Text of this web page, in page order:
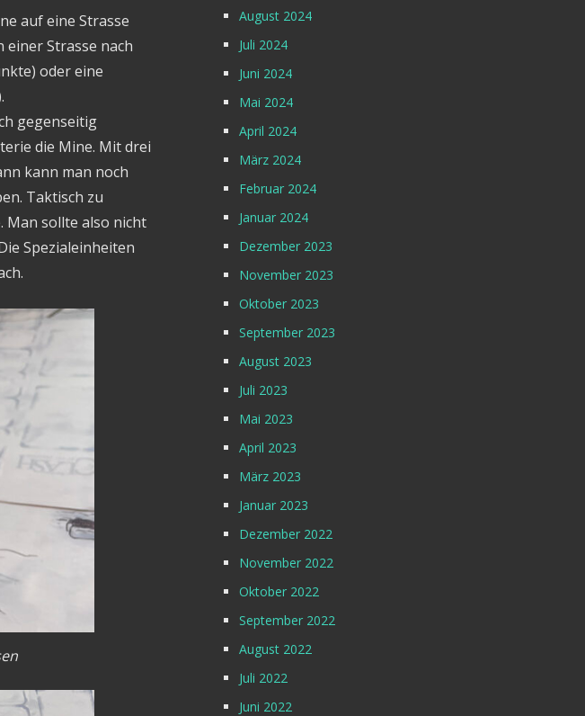
auf eine Strasse
einer Strasse nach
oder eine
gegenseitig
die Mine. Mit drei
kann man noch
Taktisch zu
Man sollte also nicht
Spezialeinheiten
August 2024
Juli 2024
Juni 2024
Mai 2024
April 2024
März 2024
Februar 2024
Januar 2024
Dezember 2023
November 2023
Oktober 2023
September 2023
August 2023
Juli 2023
Mai 2023
April 2023
März 2023
Januar 2023
Dezember 2022
November 2022
Oktober 2022
September 2022
August 2022
Juli 2022
Juni 2022